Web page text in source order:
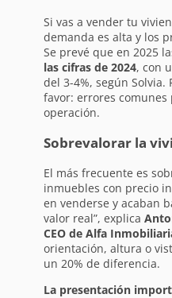
Si vas a vender tu
demanda es alta y los
Se prevé que en 2025
las cifras de 2024, con
del 3-4%, según Solvia.
favor: errores
operación.
Sobrevalorar la
El más frecuente es
inmuebles con precio
en venderse y acaban
valor real”, explica
CEO de Alfa
orientación, altura o
un 20% de diferencia.
La presentación